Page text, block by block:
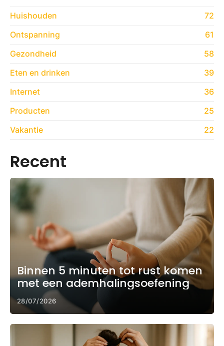
Huishouden
72
Ontspanning
61
Gezondheid
58
Eten en drinken
39
Internet
36
Producten
25
Vakantie
22
Recent
Binnen 5 minuten tot rust komen
met een ademhalingsoefening
28/07/2026